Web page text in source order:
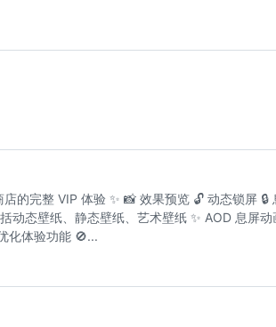
的完整 VIP 体验 ✨ 📸 效果预览 🔓 动态锁屏
态壁纸、静态壁纸、艺术壁纸 ✨ AOD 息屏
化体验功能 🚫...